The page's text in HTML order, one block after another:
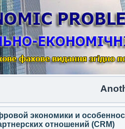
Another
экономики и
отношений (CRM)